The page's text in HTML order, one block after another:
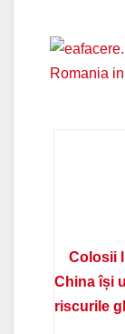
Colosii
China își
riscurile